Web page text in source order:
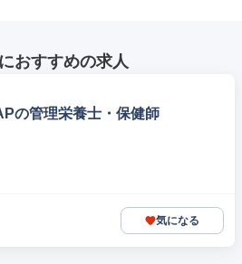
おすすめの求人
の管理栄養士・保健師
気になる